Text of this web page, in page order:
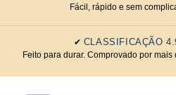
Fácil, rápido e sem
✔ CLASSIFICAÇÃO
Feito para durar. Comprovado por mais